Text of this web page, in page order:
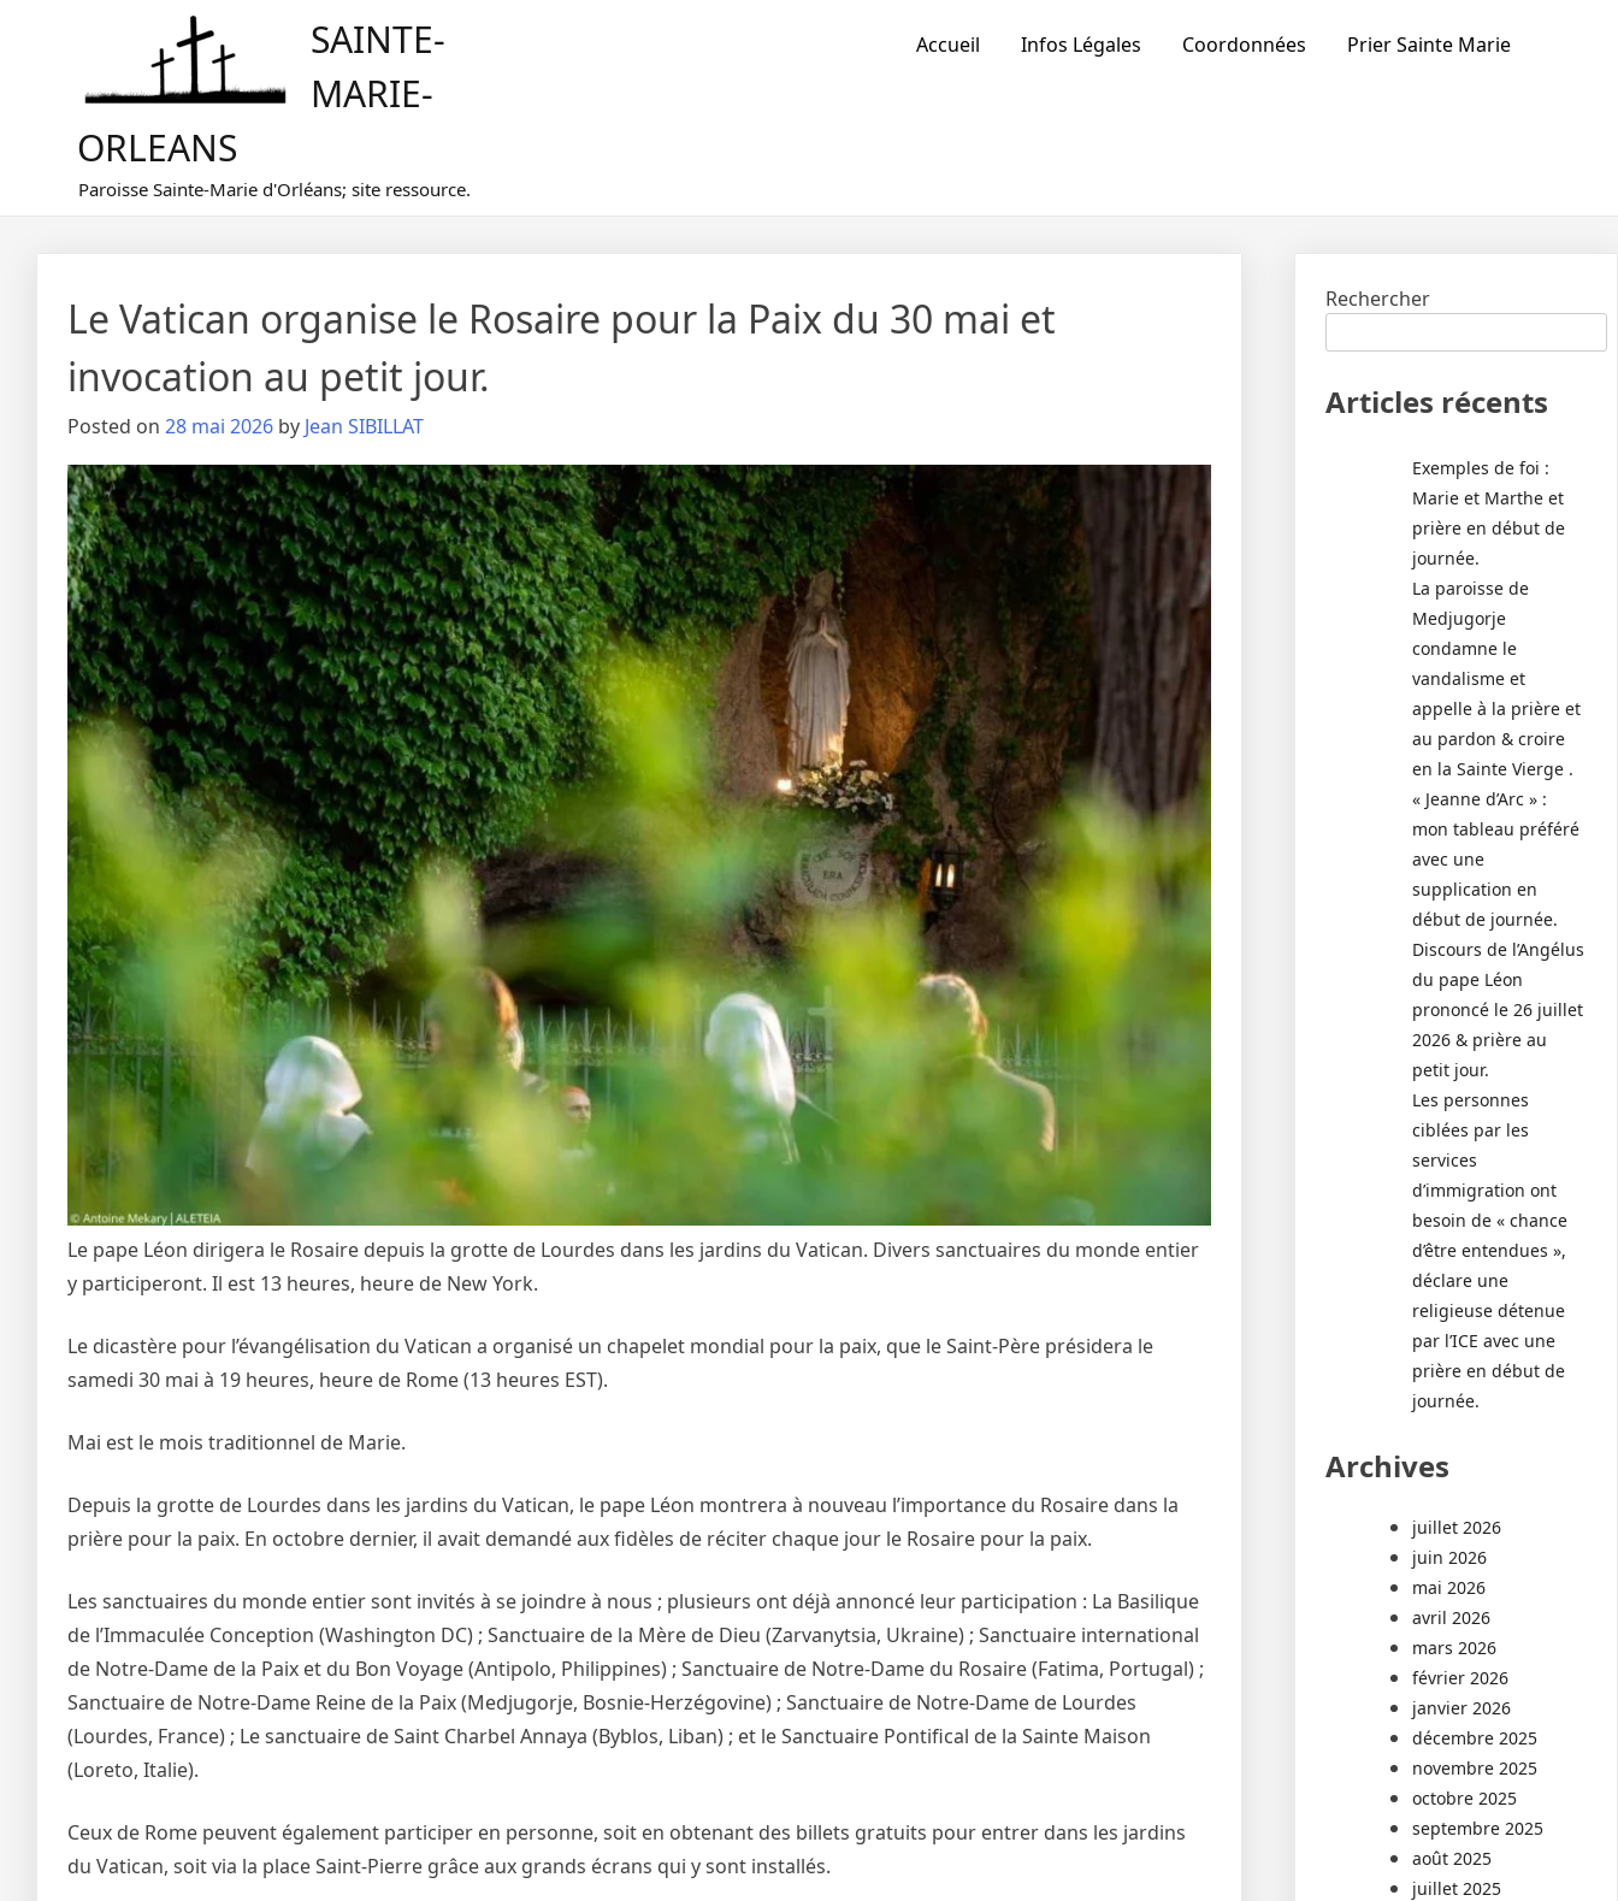
SAINTE-
MARIE-
ORLEANS
Paroisse Sainte-Marie d'Orléans; site ressource.
Accueil Infos Légales Coordonnées Prier Sainte Marie
Le Vatican organise le Rosaire pour la Paix du 30 mai et
invocation au petit jour.
Posted on 28 mai 2026 by Jean SIBILLAT
Le pape Léon dirigera le Rosaire depuis la grotte de Lourdes dans les jardins du Vatican. Divers sanctuaires du monde entier
y participeront. Il est 13 heures, heure de New York.
Le dicastère pour l’évangélisation du Vatican a organisé un chapelet mondial pour la paix, que le Saint-Père présidera le
samedi 30 mai à 19 heures, heure de Rome (13 heures EST).
Mai est le mois traditionnel de Marie.
Depuis la grotte de Lourdes dans les jardins du Vatican, le pape Léon montrera à nouveau l’importance du Rosaire dans la
prière pour la paix. En octobre dernier, il avait demandé aux fidèles de réciter chaque jour le Rosaire pour la paix.
Les sanctuaires du monde entier sont invités à se joindre à nous ; plusieurs ont déjà annoncé leur participation : La Basilique
de l’Immaculée Conception (Washington DC) ; Sanctuaire de la Mère de Dieu (Zarvanytsia, Ukraine) ; Sanctuaire international
de Notre-Dame de la Paix et du Bon Voyage (Antipolo, Philippines) ; Sanctuaire de Notre-Dame du Rosaire (Fatima, Portugal) ;
Sanctuaire de Notre-Dame Reine de la Paix (Medjugorje, Bosnie-Herzégovine) ; Sanctuaire de Notre-Dame de Lourdes
(Lourdes, France) ; Le sanctuaire de Saint Charbel Annaya (Byblos, Liban) ; et le Sanctuaire Pontifical de la Sainte Maison
(Loreto, Italie).
Ceux de Rome peuvent également participer en personne, soit en obtenant des billets gratuits pour entrer dans les jardins
du Vatican, soit via la place Saint-Pierre grâce aux grands écrans qui y sont installés.
Rechercher
Articles récents
Exemples de foi :
Marie et Marthe et
prière en début de
journée.
La paroisse de
Medjugorje
condamne le
vandalisme et
appelle à la prière et
au pardon & croire
en la Sainte Vierge .
« Jeanne d’Arc » :
mon tableau préféré
avec une
supplication en
début de journée.
Discours de l’Angélus
du pape Léon
prononcé le 26 juillet
2026 & prière au
petit jour.
Les personnes
ciblées par les
services
d’immigration ont
besoin de « chance
d’être entendues »,
déclare une
religieuse détenue
par l’ICE avec une
prière en début de
journée.
Archives
juillet 2026
juin 2026
mai 2026
avril 2026
mars 2026
février 2026
janvier 2026
décembre 2025
novembre 2025
octobre 2025
septembre 2025
août 2025
juillet 2025